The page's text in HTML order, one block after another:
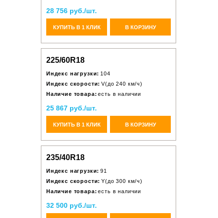
28 756 руб./шт.
КУПИТЬ В 1 КЛИК В КОРЗИНУ
225/60R18
Индекс нагрузки: 104
Индекс скорости: V(до 240 км/ч)
Наличие товара: есть в наличии
25 867 руб./шт.
КУПИТЬ В 1 КЛИК В КОРЗИНУ
235/40R18
Индекс нагрузки: 91
Индекс скорости: Y(до 300 км/ч)
Наличие товара: есть в наличии
32 500 руб./шт.